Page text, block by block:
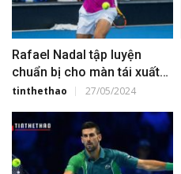
Rafael Nadal tập luyện
chuẩn bị cho màn tái xuất
Paris Masters
tinthethao 27/05/2024